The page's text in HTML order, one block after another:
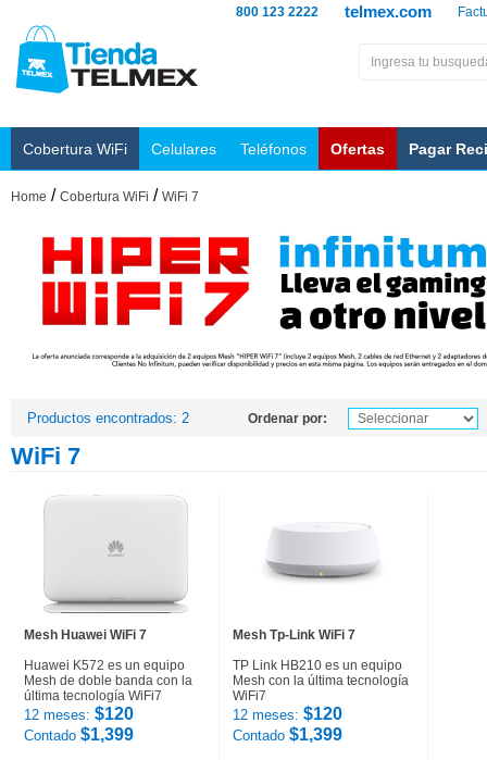
telmex.com
800 123 2222
Cobertura WiFi Celulares Teléfonos Ofertas Pagar
Home / Cobertura WiFi / WiFi 7
Productos encontrados: 2 Ordenar por:
WiFi 7
Mesh Huawei WiFi 7
Huawei K572 es un equipo
Mesh de doble banda con la
última tecnología WiFi7
12 meses: $120
Contado $1,399
Mesh Tp-Link WiFi 7
TP Link HB210 es un equipo
Mesh con la última tecnología
WiFi7
12 meses: $120
Contado $1,399